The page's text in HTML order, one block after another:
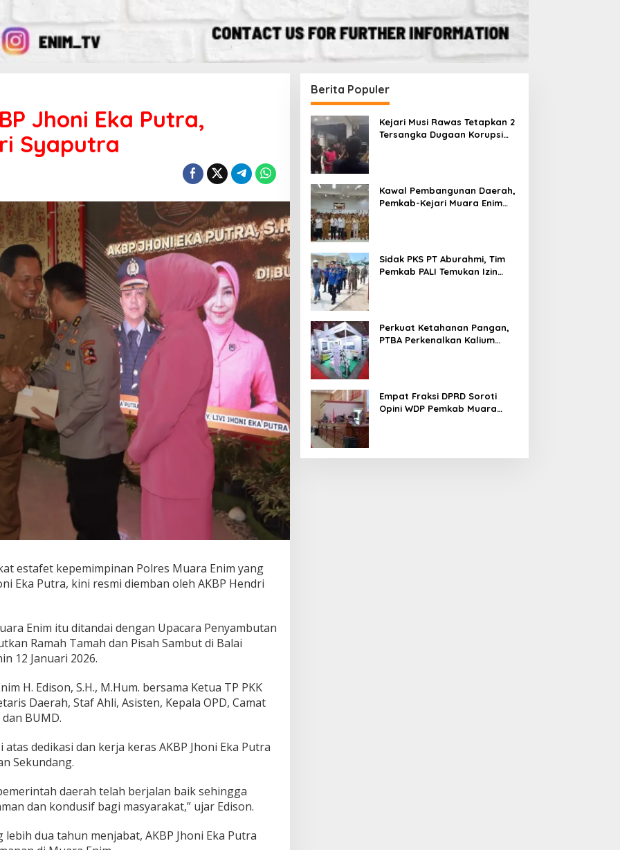
Jhoni Eka Putra,
Syaputra
estafet kepemimpinan Polres Muara Enim yang
Eka Putra, kini resmi diemban oleh AKBP Hendri
Enim itu ditandai dengan Upacara Penyambutan
Ramah Tamah dan Pisah Sambut di Balai
12 Januari 2026.
H. Edison, S.H., M.Hum. bersama Ketua TP PKK
Daerah, Staf Ahli, Asisten, Kepala OPD, Camat
BUMD.
dedikasi dan kerja keras AKBP Jhoni Eka Putra
Sekundang.
daerah telah berjalan baik sehingga
dan kondusif bagi masyarakat,” ujar Edison.
dua tahun menjabat, AKBP Jhoni Eka Putra
Berita Populer
Kejari Musi Rawas Tetapkan 2
Tersangka Dugaan Korupsi
Kawal Pembangunan Daerah,
Pemkab-Kejari Muara Enim
Sidak PKS PT Aburahmi, Tim
Pemkab PALI Temukan Izin
Perkuat Ketahanan Pangan,
PTBA Perkenalkan Kalium
Empat Fraksi DPRD Soroti
Opini WDP Pemkab Muara